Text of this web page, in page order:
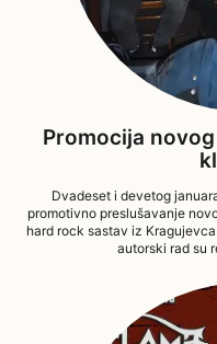
Promocija
Dvadeset i devetog
promotivno preslušavanje novog
hard rock sastav iz
autorski rad su